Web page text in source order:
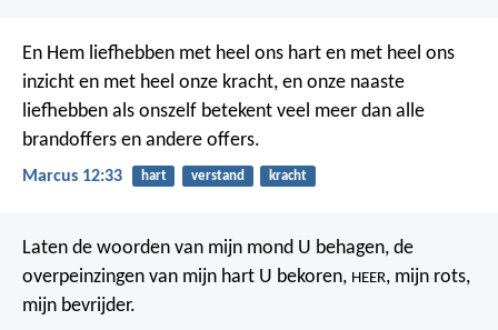
En Hem liefhebben met heel ons hart en met heel ons
inzicht en met heel onze kracht, en onze naaste
liefhebben als onszelf betekent veel meer dan alle
brandoffers en andere offers.
Marcus 12:33 hart verstand kracht
Laten de woorden van mijn mond U behagen, de
overpeinzingen van mijn hart U bekoren, HEER, mijn rots,
mijn bevrijder.